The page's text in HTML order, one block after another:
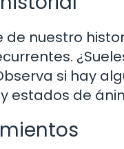
nuestro
si hay
estados de